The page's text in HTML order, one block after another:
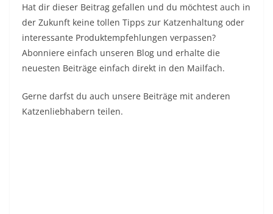
Hat dir dieser Beitrag gefallen und du möchtest auch in
der Zukunft keine tollen Tipps zur Katzenhaltung oder
interessante Produktempfehlungen verpassen?
Abonniere einfach unseren Blog und erhalte die
neuesten Beiträge einfach direkt in den Mailfach.
Gerne darfst du auch unsere Beiträge mit anderen
Katzenliebhabern teilen.